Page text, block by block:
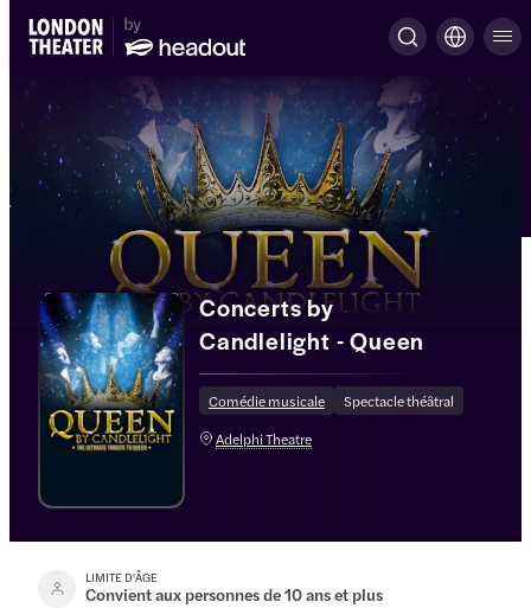
Concerts by
Candlelight - Queen
Comédie musicale
Spectacle théâtral
Adelphi Theatre
LIMITE D'ÂGE
Convient aux personnes de 10 ans et plus